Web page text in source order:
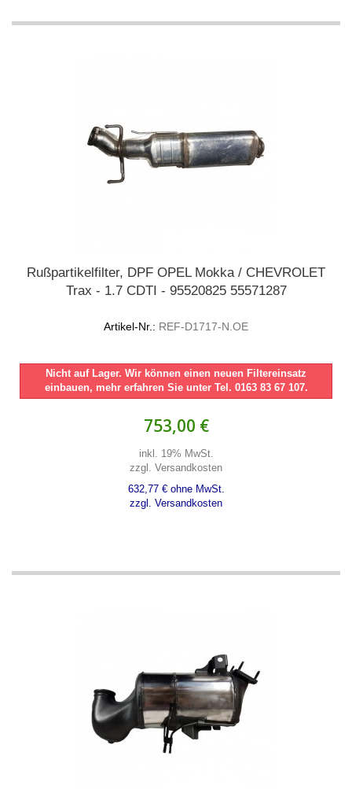
Rußpartikelfilter, DPF OPEL Mokka / CHEVROLET
Trax - 1.7 CDTI - 95520825 55571287
Artikel-Nr.: REF-D1717-N.OE
Nicht auf Lager. Wir können einen neuen Filtereinsatz
einbauen, mehr erfahren Sie unter Tel. 0163 83 67 107.
753,00 €
inkl. 19% MwSt.
zzgl. Versandkosten
632,77 € ohne MwSt.
zzgl. Versandkosten